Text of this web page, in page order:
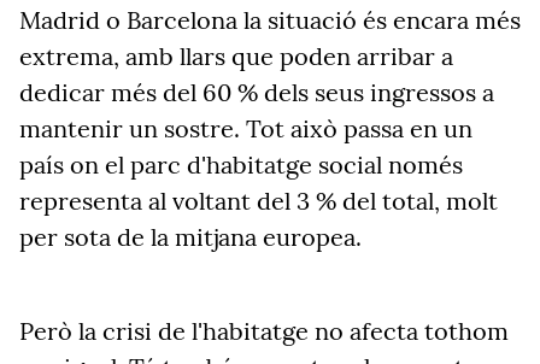
Madrid o Barcelona la situació és encara més
extrema, amb llars que poden arribar a
dedicar més del 60 % dels seus ingressos a
mantenir un sostre. Tot això passa en un
país on el parc d'habitatge social només
representa al voltant del 3 % del total, molt
per sota de la mitjana europea.
Però la crisi de l'habitatge no afecta tothom